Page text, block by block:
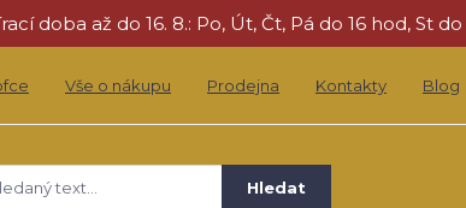
doba až do 16. 8.: Po, Út, Čt, Pá do 16 hod, St
Vše o nákupu Prodejna Kontakty Blog
Hledat